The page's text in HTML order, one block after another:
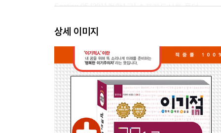
Section 05 [2011컴활1급] 스프레드시트 폴더
Section 07 회별 숨은 기능 찾기
PART 02 합격 이론
Chapter 01 기본작업
Section 01 외부 데이터 가져오기
Section 02 셀 서식
Section 03 필터
상세 이미지